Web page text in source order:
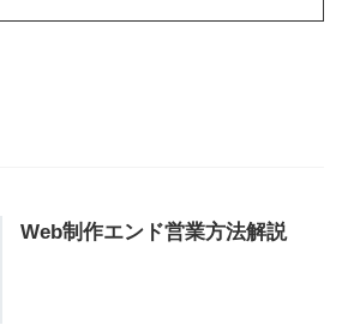
Web制作エンド営業方法解説